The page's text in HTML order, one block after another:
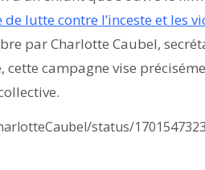
lutte contre l’inceste et les
par Charlotte Caubel,
cette campagne vise
status/